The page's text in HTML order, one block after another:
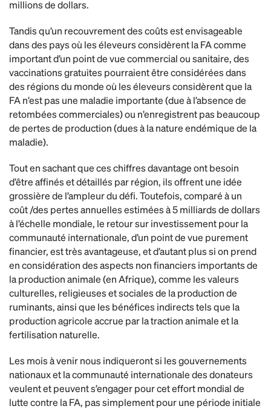
millions de dollars.
Tandis qu’un recouvrement des coûts est envisageable
dans des pays où les éleveurs considèrent la FA comme
important d’un point de vue commercial ou sanitaire, des
vaccinations gratuites pourraient être considérées dans
des régions du monde où les éleveurs considèrent que la
FA n’est pas une maladie importante (due à l’absence de
retombées commerciales) ou n’enregistrent pas beaucoup
de pertes de production (dues à la nature endémique de la
maladie).
Tout en sachant que ces chiffres davantage ont besoin
d’être affinés et détaillés par région, ils offrent une idée
grossière de l’ampleur du défi. Toutefois, comparé à un
coût /des pertes annuelles estimées à 5 milliards de dollars
à l’échelle mondiale, le retour sur investissement pour la
communauté internationale, d’un point de vue purement
financier, est très avantageuse, et d’autant plus si on prend
en considération des aspects non financiers importants de
la production animale (en Afrique), comme les valeurs
culturelles, religieuses et sociales de la production de
ruminants, ainsi que les bénéfices indirects tels que la
production agricole accrue par la traction animale et la
fertilisation naturelle.
Les mois à venir nous indiqueront si les gouvernements
nationaux et la communauté internationale des donateurs
veulent et peuvent s’engager pour cet effort mondial de
lutte contre la FA, pas simplement pour une période initiale